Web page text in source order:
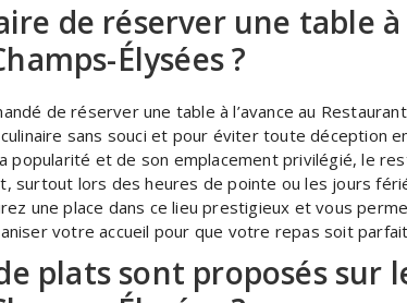
de réserver une table à
Élysées ?
de réserver une table à l’avance au
sans souci et pour éviter toute déception
popularité et de son emplacement privilégié, le
surtout lors des heures de pointe ou les jours
une place dans ce lieu prestigieux et vous
votre accueil pour que votre repas soit
plats sont proposés sur